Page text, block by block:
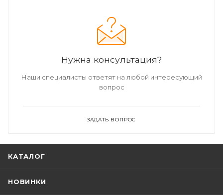
Нужна консультация?
Наши специалисты ответят на любой интересующий
вопрос
ЗАДАТЬ ВОПРОС
КАТАЛОГ
НОВИНКИ